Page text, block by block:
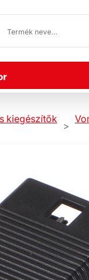
kiegészítők